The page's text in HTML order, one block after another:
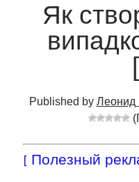
Як
Published by Леонид
[ Полезный